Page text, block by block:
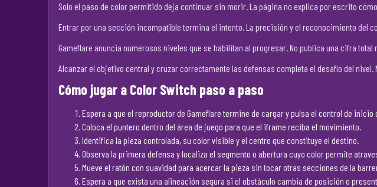
Solo el paso de color permitido deja continuar sin morir. La página no explica por escrito
Entrar por una sección incompatible termina el intento. La precisión y el reconocimiento del
Gameflare anuncia numerosos niveles que se habilitan al progresar. No publica una cifra
Alcanzar el objetivo central y cruzar correctamente las defensas completa el desafío del
Cómo jugar a Color Switch paso a paso
Espera a que el reproductor de Gameflare termine de cargar y pulsa el control de inicio
Coloca el puntero dentro del área de juego para que el iframe reciba el movimiento.
Identifica la pieza controlada, su color visible y el centro que constituye el destino.
Observa la primera defensa y localiza el segmento o abertura cuyo color permite
Mueve el ratón con suavidad para acercar la pieza sin tocar otras secciones de la
Espera a que exista una alineación segura si el obstáculo cambia de posición o